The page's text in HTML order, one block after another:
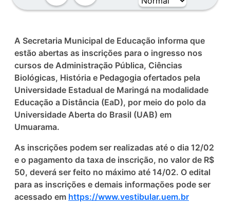
A Secretaria Municipal de Educação informa que
estão abertas as inscrições para o ingresso nos
cursos de Administração Pública, Ciências
Biológicas, História e Pedagogia ofertados pela
Universidade Estadual de Maringá na modalidade
Educação a Distância (EaD), por meio do polo da
Universidade Aberta do Brasil (UAB) em
Umuarama.
As inscrições podem ser realizadas até o dia 12/02
e o pagamento da taxa de inscrição, no valor de R$
50, deverá ser feito no máximo até 14/02. O edital
para as inscrições e demais informações pode ser
acessado em https://www.vestibular.uem.br